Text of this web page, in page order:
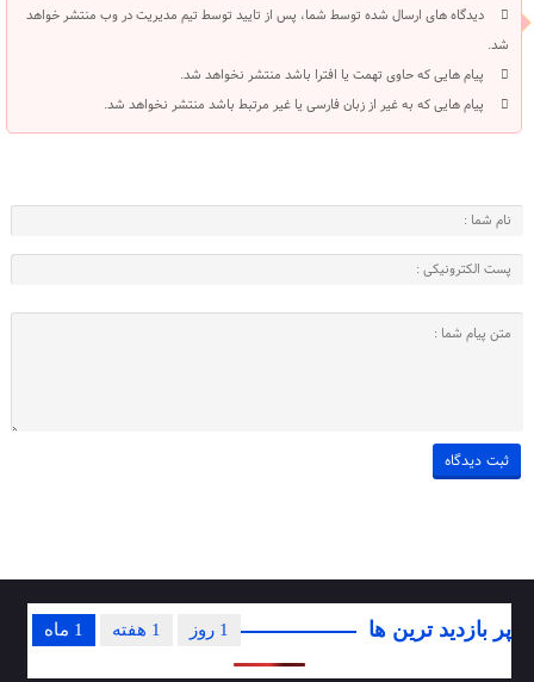
دیدگاه های ارسال شده توسط شما، پس از تایید توسط تیم مدیریت در وب منتشر خواهد
شد.
پیام هایی که حاوی تهمت یا افترا باشد منتشر نخواهد شد.
پیام هایی که به غیر از زبان فارسی یا غیر مرتبط باشد منتشر نخواهد شد.
پر بازدید ترین ها 1 ماه 1 هفته 1 روز